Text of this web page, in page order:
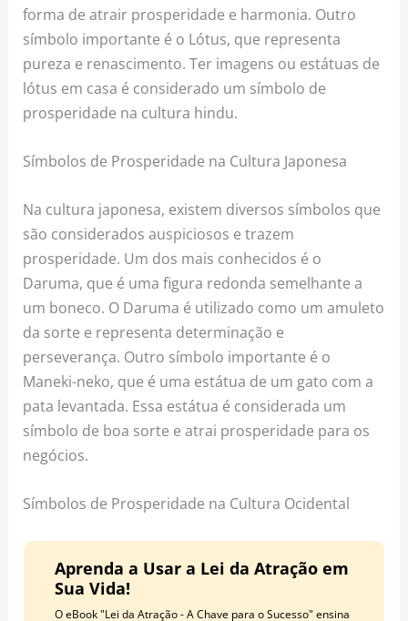
forma de atrair prosperidade e harmonia. Outro
símbolo importante é o Lótus, que representa
pureza e renascimento. Ter imagens ou estátuas de
lótus em casa é considerado um símbolo de
prosperidade na cultura hindu.
Símbolos de Prosperidade na Cultura Japonesa
Na cultura japonesa, existem diversos símbolos que
são considerados auspiciosos e trazem
prosperidade. Um dos mais conhecidos é o
Daruma, que é uma figura redonda semelhante a
um boneco. O Daruma é utilizado como um amuleto
da sorte e representa determinação e
perseverança. Outro símbolo importante é o
Maneki-neko, que é uma estátua de um gato com a
pata levantada. Essa estátua é considerada um
símbolo de boa sorte e atrai prosperidade para os
negócios.
Símbolos de Prosperidade na Cultura Ocidental
Aprenda a Usar a Lei da Atração em
Sua Vida!
O eBook "Lei da Atração - A Chave para o Sucesso" ensina